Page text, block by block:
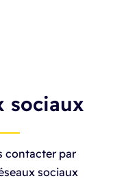
sociaux
contacter par
sociaux